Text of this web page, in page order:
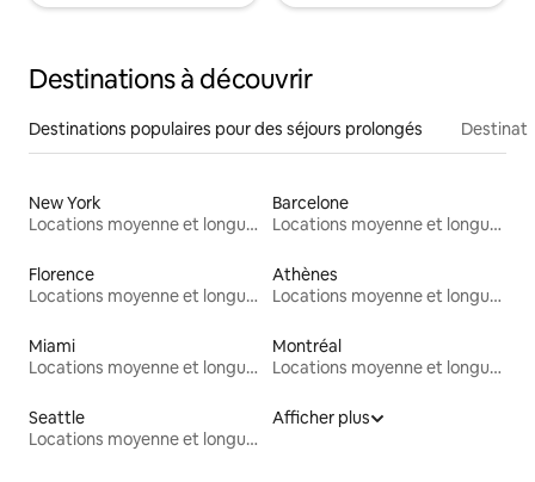
Destinations à découvrir
Destinations populaires pour des séjours prolongés
New York
Locations moyenne et longue durée
Barcelone
Locations moyenne et longue durée
Florence
Locations moyenne et longue durée
Athènes
Locations moyenne et longue durée
Miami
Locations moyenne et longue durée
Montréal
Locations moyenne et longue durée
Seattle
Locations moyenne et longue durée
Afficher plus